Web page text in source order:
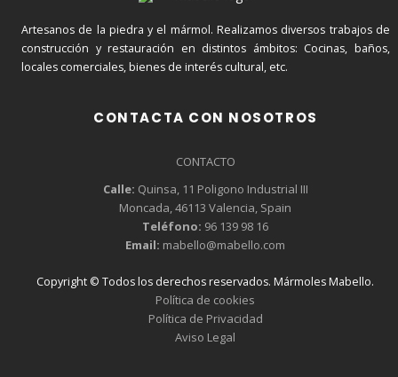
Artesanos de la piedra y el mármol. Realizamos diversos trabajos de
construcción y restauración en distintos ámbitos: Cocinas, baños,
locales comerciales, bienes de interés cultural, etc.
CONTACTA CON NOSOTROS
CONTACTO
Calle: Quinsa, 11 Poligono Industrial III
Moncada, 46113 Valencia, Spain
Teléfono: 96 139 98 16
Email: mabello@mabello.com
Copyright © Todos los derechos reservados. Mármoles Mabello.
Política de cookies
Política de Privacidad
Aviso Legal